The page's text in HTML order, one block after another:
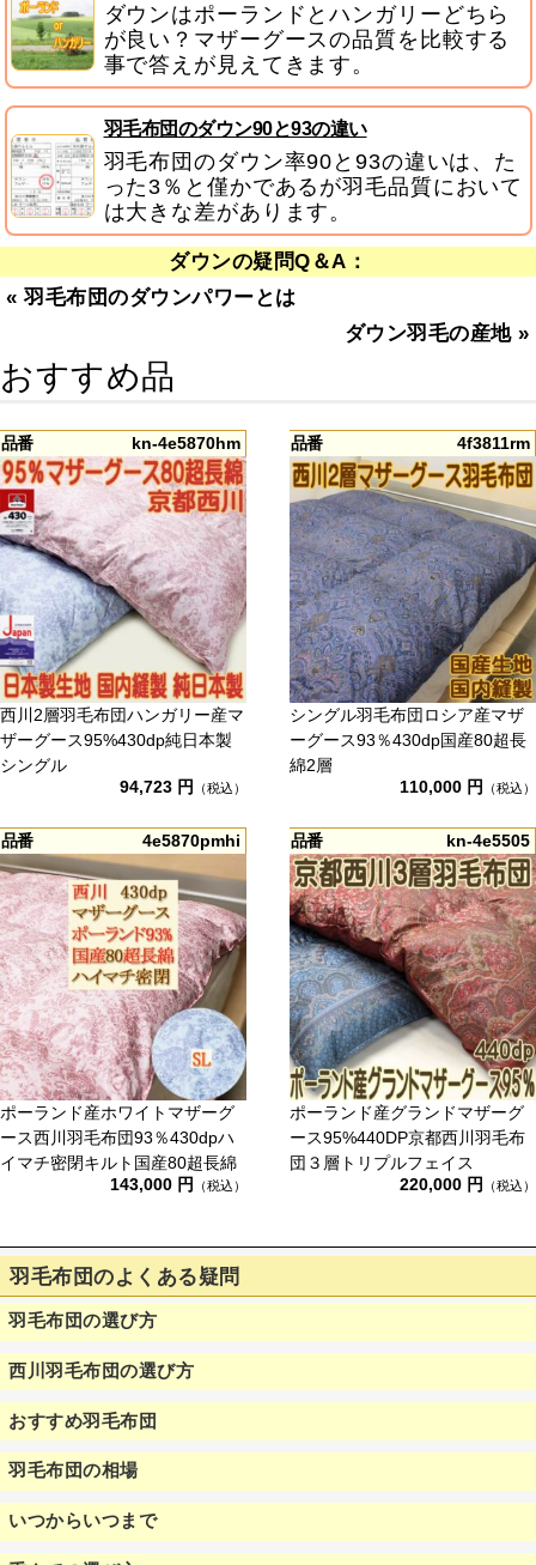
ダウンはポーランドとハンガリーどちら
が良い？マザーグースの品質を比較する
事で答えが見えてきます。
羽毛布団のダウン90と93の違い
羽毛布団のダウン率90と93の違いは、た
った3％と僅かであるが羽毛品質において
は大きな差があります。
ダウンの疑問Q＆A：
«羽毛布団のダウンパワーとは
ダウン羽毛の産地»
おすすめ品
品番 kn-4e5870hm
西川2層羽毛布団ハンガリー産マ
ザーグース95%430dp純日本製
シングル
94,723 円
（税込）
品番 4f3811rm
シングル羽毛布団ロシア産マザ
ーグース93％430dp国産80超長
綿2層
110,000 円
（税込）
品番 4e5870pmhi
ポーランド産ホワイトマザーグ
ース西川羽毛布団93％430dpハ
イマチ密閉キルト国産80超長綿
143,000 円
（税込）
品番 kn-4e5505
ポーランド産グランドマザーグ
ース95%440DP京都西川羽毛布
団３層トリプルフェイス
220,000 円
（税込）
羽毛布団のよくある疑問
羽毛布団の選び方
西川羽毛布団の選び方
おすすめ羽毛布団
羽毛布団の相場
いつからいつまで